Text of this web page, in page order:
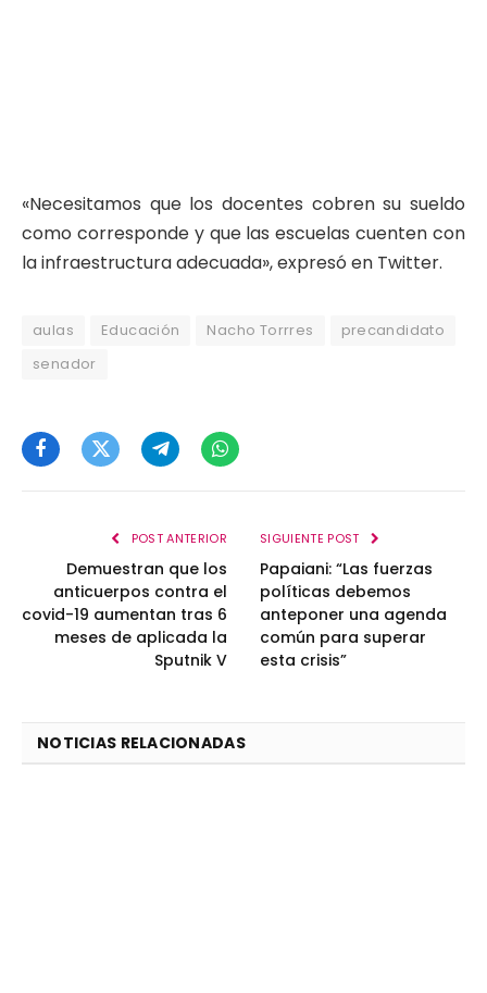
«Necesitamos que los docentes cobren su sueldo
como corresponde y que las escuelas cuenten con
la infraestructura adecuada», expresó en Twitter.
aulas Educación Nacho Torrres
precandidato
senador
FacebookTwitterTelegramWhatsApp
POST ANTERIOR
Demuestran que los
anticuerpos contra el
covid-19 aumentan tras 6
meses de aplicada la
Sputnik V
SIGUIENTE POST
Papaiani: “Las fuerzas
políticas debemos
anteponer una agenda
común para superar
esta crisis”
NOTICIAS RELACIONADAS